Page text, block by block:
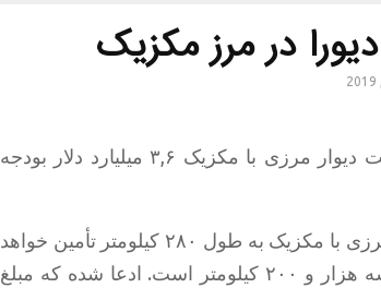
در مرز مکزیک
به گزارش منتشره، وزارت دفاع آمریکا برای ساخت دیوار مرزی با مکزیک ۳,۶ میلیارد دلار بودجه
پنتاگون گفته است که با این پول هزینه ایجاد دیوار مرزی با مکزیک به طول ۲۸۰ کیلومتر تأمین خواهد
شد. طول نوار مرزی آمریکا و مکزیک در مجموع سه هزار و ۲۰۰ کیلومتر است. ادعا شده که مبلغ